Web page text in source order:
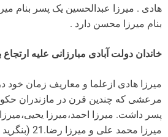
هادی . میرزا عبدالحسین یک پسر بنام
بنام میرزا محسن دارد .
خاندان دولت آبادی مبارزانی علیه ارتجاع
میرزا هادی ازعلما و معاریف زمان خود
مرعشی که چندین قرن در مازندران
پسر داشت. میرزا احمد،میرزا